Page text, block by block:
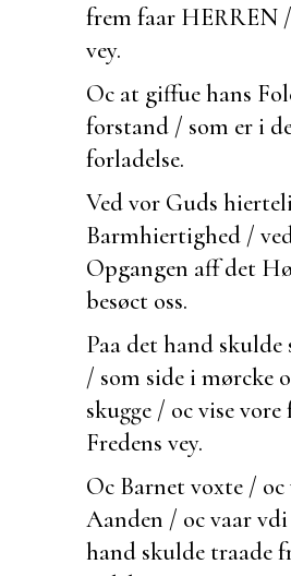
frem faar HERREN
vey.
Oc at giffue hans
forstand / som er i
forladelse.
Ved vor Guds
Barmhiertighed /
Opgangen aff det
besøct oss.
Paa det hand
/ som side i mørcke
skugge / oc vise
Fredens vey.
Oc Barnet voxte /
Aanden / oc vaar
hand skulde traade